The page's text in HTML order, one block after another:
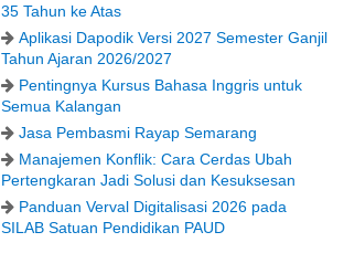
35 Tahun ke Atas
Aplikasi Dapodik Versi 2027 Semester Ganjil
Tahun Ajaran 2026/2027
Pentingnya Kursus Bahasa Inggris untuk
Semua Kalangan
Jasa Pembasmi Rayap Semarang
Manajemen Konflik: Cara Cerdas Ubah
Pertengkaran Jadi Solusi dan Kesuksesan
Panduan Verval Digitalisasi 2026 pada
SILAB Satuan Pendidikan PAUD